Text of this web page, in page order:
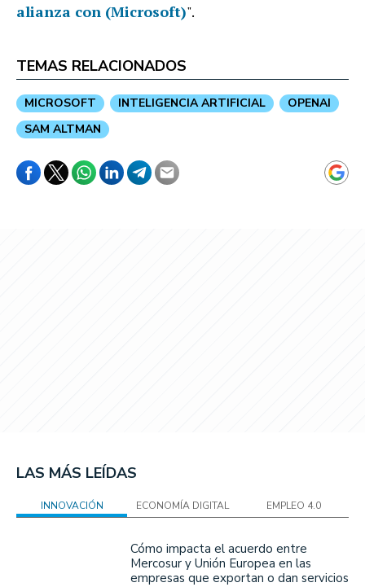
alianza con (Microsoft)".
TEMAS RELACIONADOS
MICROSOFT INTELIGENCIA ARTIFICIAL
OPENAI
SAM ALTMAN
LAS MÁS LEÍDAS
INNOVACIÓN ECONOMÍA DIGITAL EMPLEO 4.0
Cómo impacta el acuerdo entre
Mercosur y Unión Europea en las
empresas que exportan o dan servicios